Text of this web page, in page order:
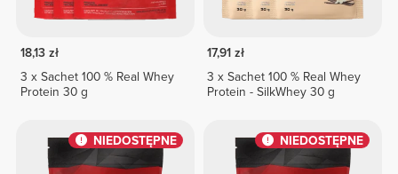
18,13 zł
3 x Sachet 100 % Real Whey
Protein 30 g
17,91 zł
3 x Sachet 100 % Real Whey
Protein - SilkWhey 30 g
NIEDOSTĘPNE NIEDOSTĘPNE